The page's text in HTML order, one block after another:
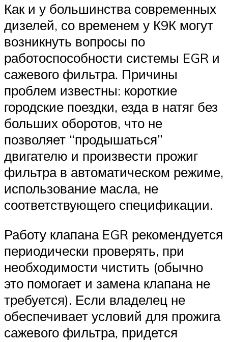
Как и у большинства современных
дизелей, со временем у К9К могут
возникнуть вопросы по
работоспособности системы EGR и
сажевого фильтра. Причины
проблем известны: короткие
городские поездки, езда в натяг без
больших оборотов, что не
позволяет “продышаться”
двигателю и произвести прожиг
фильтра в автоматическом режиме,
использование масла, не
соответствующего спецификации.
Работу клапана EGR рекомендуется
периодически проверять, при
необходимости чистить (обычно
это помогает и замена клапана не
требуется). Если владелец не
обеспечивает условий для прожига
сажевого фильтра, придется